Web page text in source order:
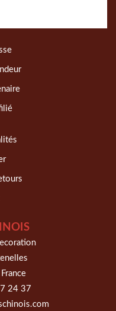
24 37